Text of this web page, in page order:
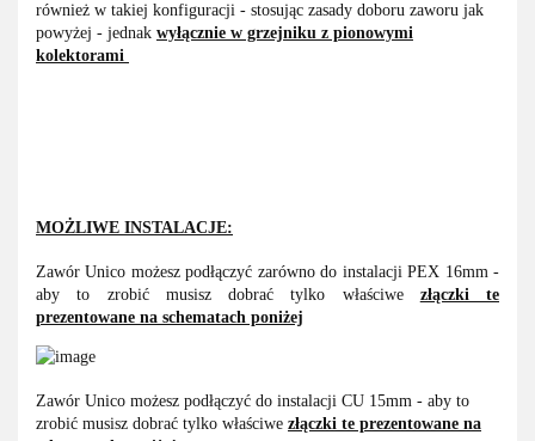
również w takiej konfiguracji - stosując zasady doboru zaworu jak
powyżej - jednak wyłącznie w grzejniku z pionowymi
kolektorami
MOŻLIWE INSTALACJE:
Zawór Unico możesz podłączyć zarówno do instalacji PEX 16mm -
aby to zrobić musisz dobrać tylko właściwe złączki te
prezentowane na schematach poniżej
Zawór Unico możesz podłączyć do instalacji CU 15mm - aby to
zrobić musisz dobrać tylko właściwe złączki te prezentowane na